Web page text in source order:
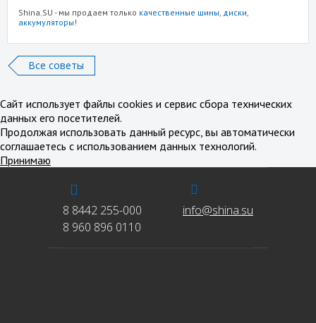
Shina.SU - мы продаем только качественные шины, диски,
аккумуляторы!
Все советы
8 8442 255-000
8 960 896 0110
info@shina.su
Сайт использует файлы cookies и сервис сбора технических
данных его посетителей.
Продолжая использовать данный ресурс, вы автоматически
соглашаетесь с использованием данных технологий.
Принимаю